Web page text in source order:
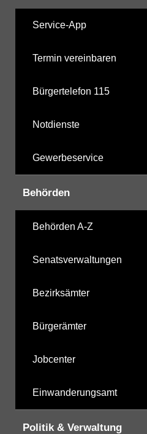
Service-App
Termin vereinbaren
Bürgertelefon 115
Notdienste
Gewerbeservice
Behörden
Behörden A-Z
Senatsverwaltungen
Bezirksämter
Bürgerämter
Jobcenter
Einwanderungsamt
Politik & Verwaltung